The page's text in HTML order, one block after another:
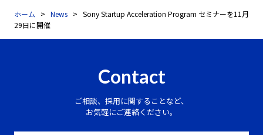
ホーム News
Sony Startup Acceleration Program セミナーを11月
29日に開催
Contact
ご相談、採用に関することなど、
お気軽にご連絡ください。